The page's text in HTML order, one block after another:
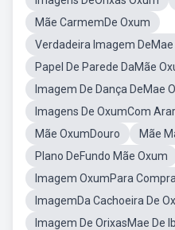
Mãe CarmemDe Oxum
Verdadeira Imagem DeMae
Papel De Parede DaMãe
Imagem De Dança DeMae
Imagens De OxumCom
Mãe OxumDouro
Mãe
Plano DeFundo Mãe Oxum
Imagem OxumPara
ImagemDa Cachoeira De
Imagem De OrixasMae De